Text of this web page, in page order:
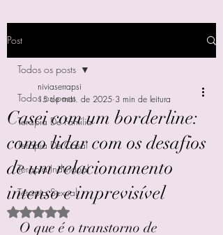
Post
Todos os posts
Terapia De Família
Terapia De Casal
Terapia Individual
Terapia Sexual
Todos os posts
Casei com um borderline:
como lidar com os desafios
de um relacionamento
intenso e imprevisível
niviaserrapsi
15 de mai. de 2025 3 min de leitura
Avaliado com NaN de 5 estrelas.
O que é o transtorno de